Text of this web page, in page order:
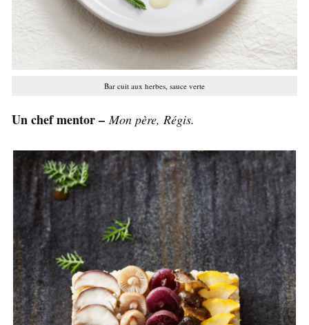
Bar cuit aux herbes, sauce verte
Un chef mentor –Mon père, Régis.